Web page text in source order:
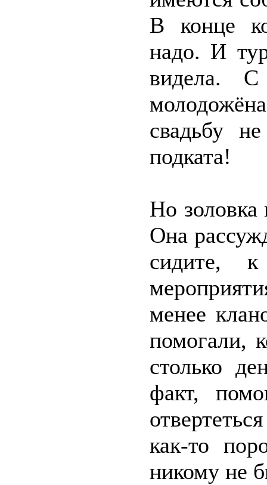
В конце
надо. И
видела.
свадьбу
подката!
Но золовка
Она
сидите,
менее
помогали,
столько
факт,
как-то
никому не